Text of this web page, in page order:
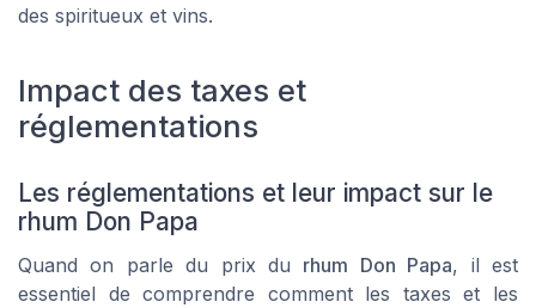
des spiritueux et vins.
Impact des taxes et
réglementations
Les réglementations et leur impact sur le
rhum Don Papa
Quand on parle du prix du rhum Don Papa, il est
essentiel de comprendre comment les taxes et les